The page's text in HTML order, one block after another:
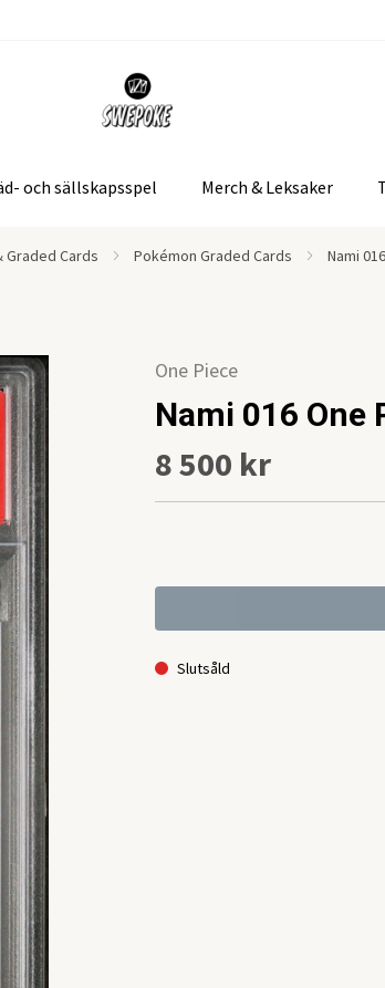
och sällskapsspel Merch & Leksaker
Graded Cards Pokémon Graded Cards Nami
One Piece
Nami 016 One
8 500 kr
Slutsåld